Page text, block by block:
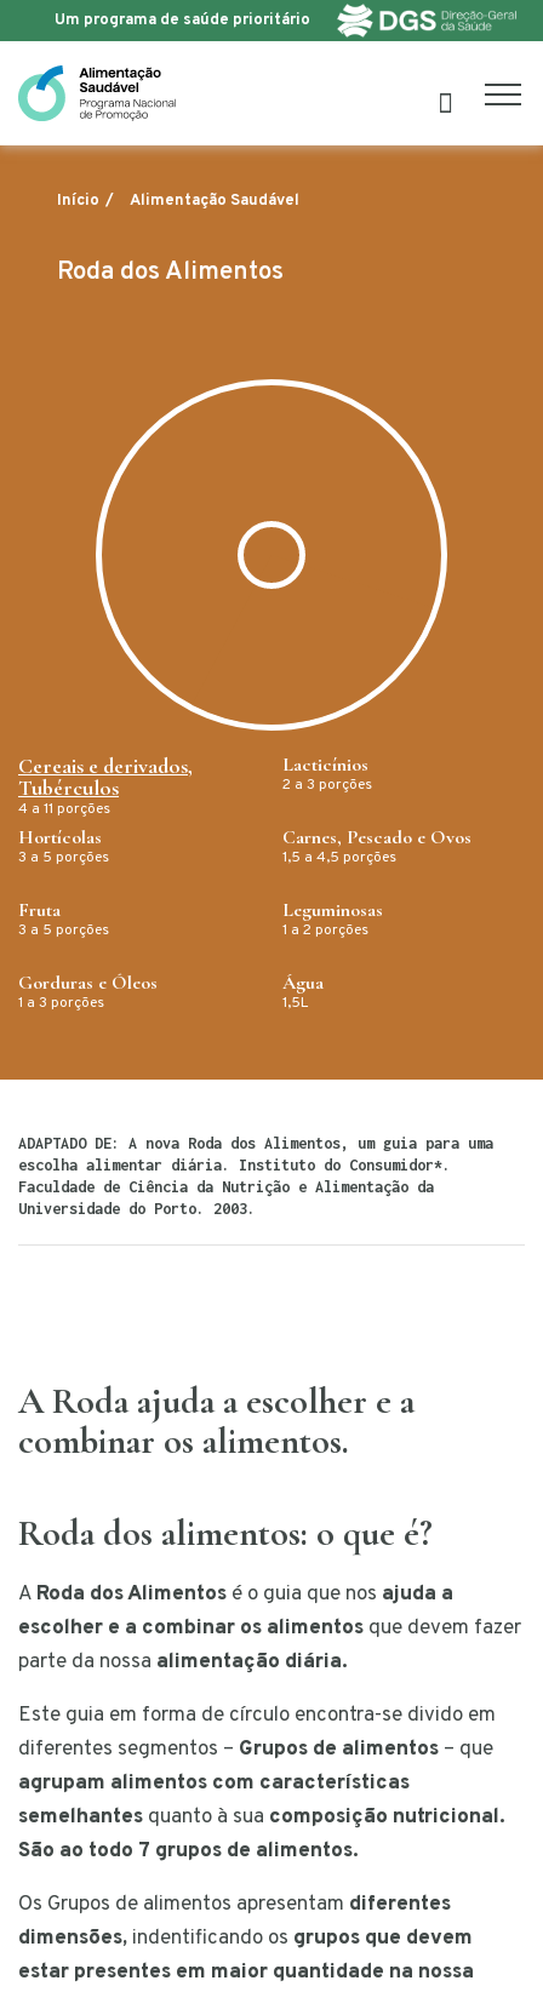
Saltar para o conteúdo
Um programa de saúde prioritário
Início Alimentação Saudável
Roda dos Alimentos
Cereais e derivados,
Tubérculos
4 a 11 porções
Hortícolas
3 a 5 porções
Fruta
3 a 5 porções
Gorduras e Óleos
1 a 3 porções
Lacticínios
2 a 3 porções
Carnes, Pescado e Ovos
1,5 a 4,5 porções
Leguminosas
1 a 2 porções
Água
1,5L
ADAPTADO DE: A nova Roda dos Alimentos, um guia para uma
escolha alimentar diária. Instituto do Consumidor*.
Faculdade de Ciência da Nutrição e Alimentação da
Universidade do Porto. 2003.
A Roda ajuda a escolher e a
combinar os alimentos.
Roda dos alimentos: o que é?
A Roda dos Alimentos é o guia que nos ajuda a
escolher e a combinar os alimentos que devem fazer
parte da nossa alimentação diária.
Este guia em forma de círculo encontra-se divido em
diferentes segmentos – Grupos de alimentos – que
agrupam alimentos com características
semelhantes quanto à sua composição nutricional.
São ao todo 7 grupos de alimentos.
Os Grupos de alimentos apresentam diferentes
dimensões, indentificando os grupos que devem
estar presentes em maior quantidade na nossa